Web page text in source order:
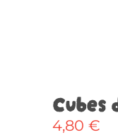
4,80 €